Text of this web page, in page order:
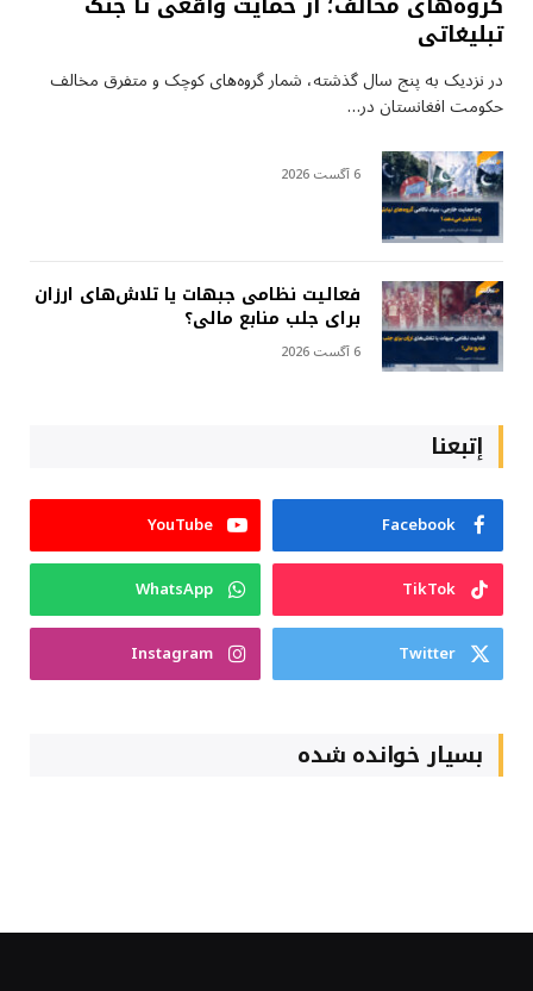
تبلیغاتی
در نزدیک به پنج سال گذشته، شمار گروه‌های کوچک و متفرق مخالف
حکومت افغانستان در…
6 آگست 2026
فعالیت نظامی جبهات یا تلاش‌های ارزان
برای جلب منابع مالی؟
6 آگست 2026
إتبعنا
Facebook
YouTube
TikTok
WhatsApp
Twitter
Instagram
بسیار خوانده شده